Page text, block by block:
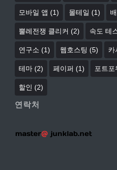
모바일 앱 (1) 몰테일 (1)
뿔레전쟁 클리커 (2) 속도 테
연구소 (1) 웹호스팅 (5) 카
테마 (2) 페이퍼 (1) 포트포
할인 (2)
연락처